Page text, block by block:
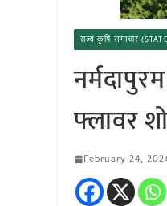
राज्य कृषि समाचार
फ्लावर
February 24,